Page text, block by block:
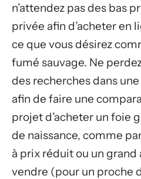
n’attendez pas des bas
privée afin d’acheter en
ce que vous désirez
fumé sauvage. Ne
des recherches dans
afin de faire une
projet d’acheter un foie
de naissance, comme
à prix réduit ou un grand
vendre (pour un proche